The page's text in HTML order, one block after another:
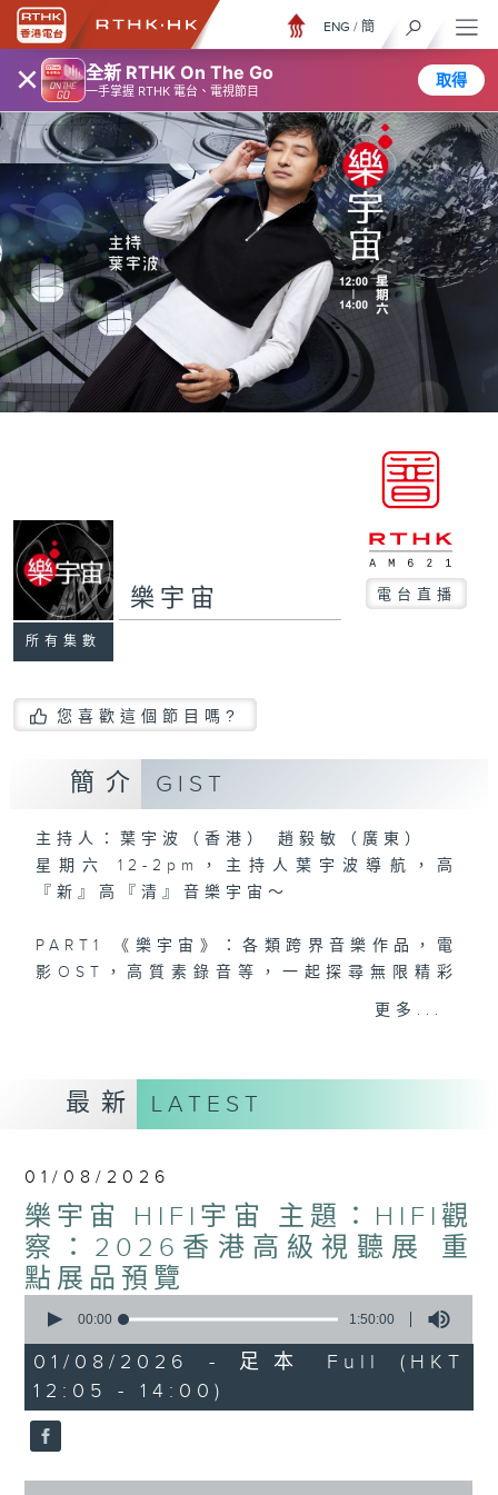
× 全新 RTHK On The Go
一手掌握 RTHK 電台、電視節目
取得
ENG / 簡
所有集數
樂宇宙 電台直播
您喜歡這個節目嗎?
簡介 GIST
主持人：葉宇波（香港） 趙毅敏（廣東）
星期六 12-2pm，主持人葉宇波導航，高
『新』高『清』音樂宇宙～
PART1 《樂宇宙》：各類跨界音樂作品，電
影OST，高質素錄音等，一起探尋無限精彩
PART2《樂宇宙：Hi-Fi宇宙》與廣東廣播
電視台音樂之聲MusicFM聯合呈獻，高清音
樂及音響發燒友的專屬文化交流站！
1）Hi-Fi話題：粵港主持人分享兩地發燒音
樂音響界最新玩點熱話
2）嘉賓訪問：專訪Hi-Fi名家、業內行尊或
Hi-Fi音樂藝人、製作人
3）發燒鑑賞：粵港主持人推介每週發燒錄音
及Hi-Fi單曲，共饗優質靚聲下午茶
主持：趙毅敏（廣東電台）、葉宇波（香港電
台）
更多...
最新 LATEST
01/08/2026
樂宇宙 HIFI宇宙 主題：HIFI觀
察：2026香港高級視聽展 重
點展品預覽
seconds
1
hour,
50
minutes,
0
seconds
00:00 1:50:00
01/08/2026 - 足本 Full (HKT
12:05 - 14:00)